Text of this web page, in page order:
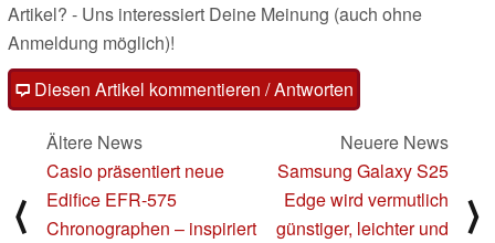
Artikel? - Uns interessiert Deine Meinung (auch ohne
Anmeldung möglich)!
Diesen Artikel kommentieren / Antworten
⟨
Ältere News
Casio präsentiert neue
Edifice EFR-575
Chronographen – inspiriert
Neuere News
Samsung Galaxy S25
Edge wird vermutlich
günstiger, leichter und
⟩